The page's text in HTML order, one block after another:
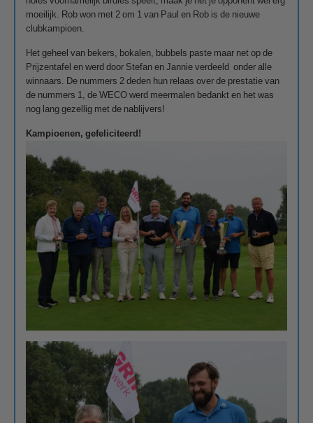
moeilijk. Rob won met 2 om 1 van Paul en Rob is de nieuwe
clubkampioen.
Het geheel van bekers, bokalen, bubbels paste maar net op de
Prijzentafel en werd door Stefan en Jannie verdeeld onder alle
winnaars. De nummers 2 deden hun relaas over de prestatie van
de nummers 1, de WECO werd meermalen bedankt en het was
nog lang gezellig met de nablijvers!
Kampioenen, gefeliciteerd!